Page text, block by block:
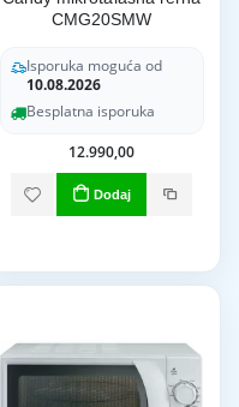
CMG20SMW
Isporuka moguća od
10.08.2026
Besplatna isporuka
12.990,00
Dodaj